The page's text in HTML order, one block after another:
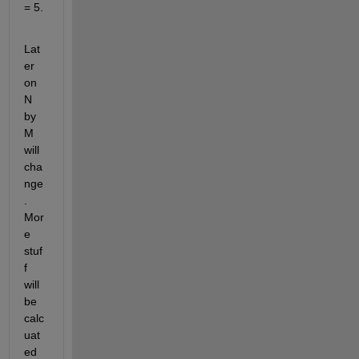
Lat
er
on
N
by
M
will
cha
nge
Mor
e
stuf
f
will
be
calc
uat
ed